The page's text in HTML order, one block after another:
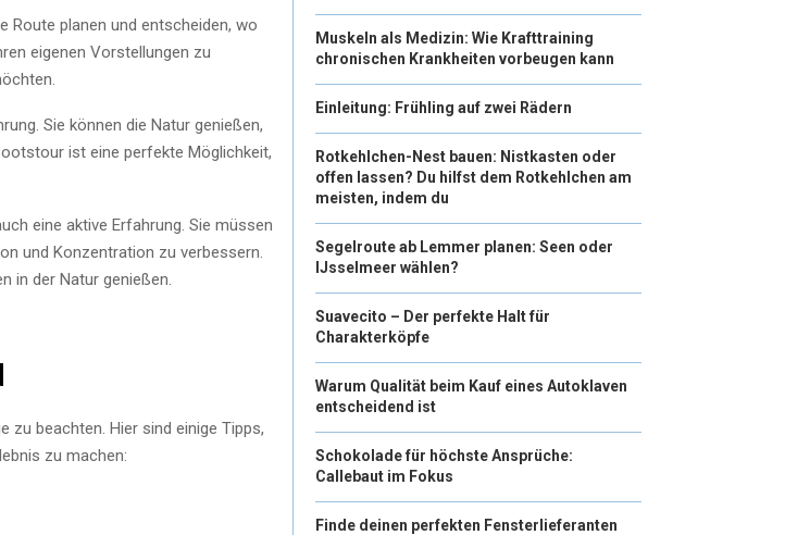
Route planen und entscheiden, wo
eigenen Vorstellungen zu
Sie können die Natur genießen,
ist eine perfekte Möglichkeit,
eine aktive Erfahrung. Sie müssen
und Konzentration zu verbessern.
in der Natur genießen.
zu beachten. Hier sind einige Tipps,
zu machen:
Muskeln als Medizin: Wie Krafttraining
chronischen Krankheiten vorbeugen kann
Einleitung: Frühling auf zwei Rädern
Rotkehlchen-Nest bauen: Nistkasten oder
offen lassen? Du hilfst dem Rotkehlchen am
meisten, indem du
Segelroute ab Lemmer planen: Seen oder
IJsselmeer wählen?
Suavecito – Der perfekte Halt für
Charakterköpfe
Warum Qualität beim Kauf eines Autoklaven
entscheidend ist
Schokolade für höchste Ansprüche:
Callebaut im Fokus
Finde deinen perfekten Fensterlieferanten